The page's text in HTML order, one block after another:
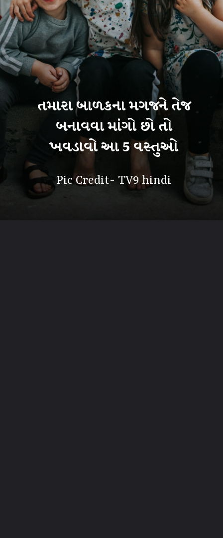
તમારા બાળકના મગજને તેજ
બનાવવા માંગો છો તો
ખવડાવો આ 5 વસ્તુઓ
Pic Credit- TV9 hindi